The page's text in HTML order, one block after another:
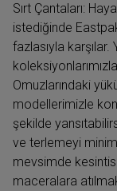
Sırt Çantaları:
istediğinde
fazlasıyla karşılar.
Omuzlarındaki
modellerimizle
şekilde
ve terlemeyi
mevsimde
maceralara